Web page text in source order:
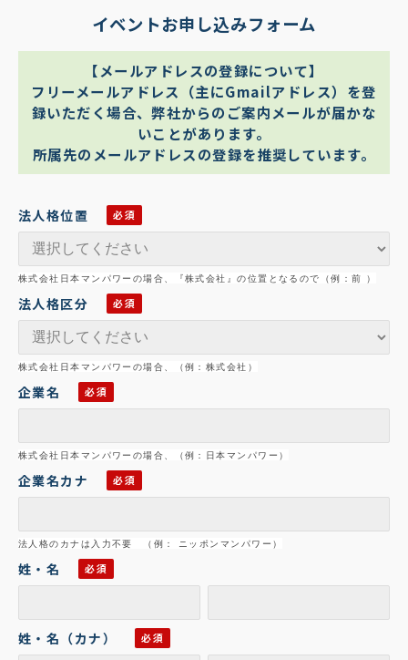
イベントお申し込みフォーム
【メールアドレスの登録について】
フリーメールアドレス（主にGmailアドレス）を登
録いただく場合、弊社からのご案内メールが届かな
いことがあります。
所属先のメールアドレスの登録を推奨しています。
法人格位置
株式会社日本マンパワーの場合、『株式会社』の位置となるので（例：前 ）
法人格区分
株式会社日本マンパワーの場合、（例：株式会社）
企業名
株式会社日本マンパワーの場合、（例： 日本マンパワー）
企業名カナ
法人格のカナは入力不要 （例： ニッポンマンパワー）
姓・名
姓・名（カナ）